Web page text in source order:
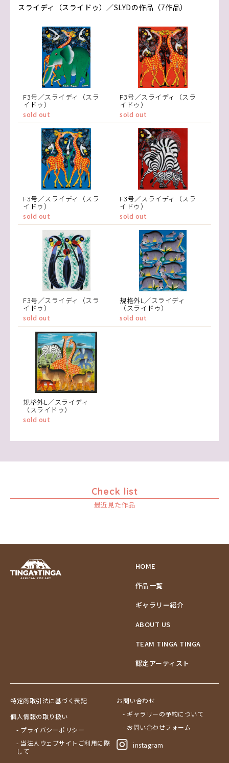
スライディ（スライドゥ）／SLYDの作品（7作品）
F3号／スライディ（スラ
イドゥ）
sold out
F3号／スライディ（スラ
イドゥ）
sold out
F3号／スライディ（スラ
イドゥ）
sold out
F3号／スライディ（スラ
イドゥ）
sold out
F3号／スライディ（スラ
イドゥ）
sold out
規格外L／スライディ
（スライドゥ）
sold out
規格外L／スライディ
（スライドゥ）
sold out
Check list
最近見た作品
HOME
作品一覧
ギャラリー紹介
ABOUT US
TEAM TINGA TINGA
認定アーティスト
特定商取引法に基づく表記
個人情報の取り扱い
- プライバシーポリシー
- 当法人ウェブサイトご利用に際
して
お問い合わせ
- ギャラリーの予約について
- お問い合わせフォーム
instagram